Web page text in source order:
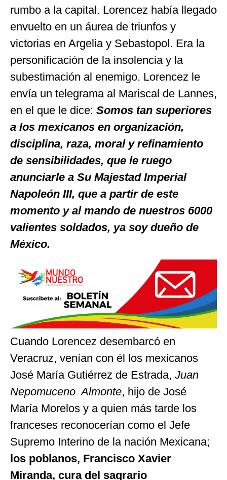
rumbo a la capital. Lorencez había llegado
envuelto en un áurea de triunfos y
victorias en Argelia y Sebastopol. Era la
personificación de la insolencia y la
subestimación al enemigo. Lorencez le
envía un telegrama al Mariscal de Lannes,
en el que le dice: Somos tan superiores
a los mexicanos en organización,
disciplina, raza, moral y refinamiento
de sensibilidades, que le ruego
anunciarle a Su Majestad Imperial
Napoleón III, que a partir de este
momento y al mando de nuestros 6000
valientes soldados, ya soy dueño de
México.
Cuando Lorencez desembarcó en
Veracruz, venían con él los mexicanos
José María Gutiérrez de Estrada, Juan
Nepomuceno Almonte, hijo de José
María Morelos y a quien más tarde los
franceses reconocerían como el Jefe
Supremo Interino de la nación Mexicana;
los poblanos, Francisco Xavier
Miranda, cura del sagrario